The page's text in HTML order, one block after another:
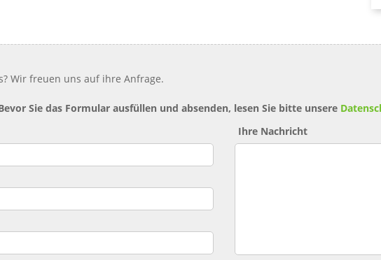
Wir freuen uns auf ihre Anfrage.
Sie das Formular ausfüllen und absenden, lesen Sie bitte unsere
Ihre Nachricht